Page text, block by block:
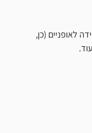
לאופניים (כן,